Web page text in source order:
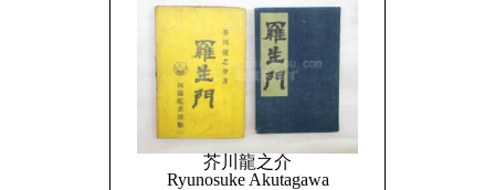
芥川龍之介
Ryunosuke Akutagawa